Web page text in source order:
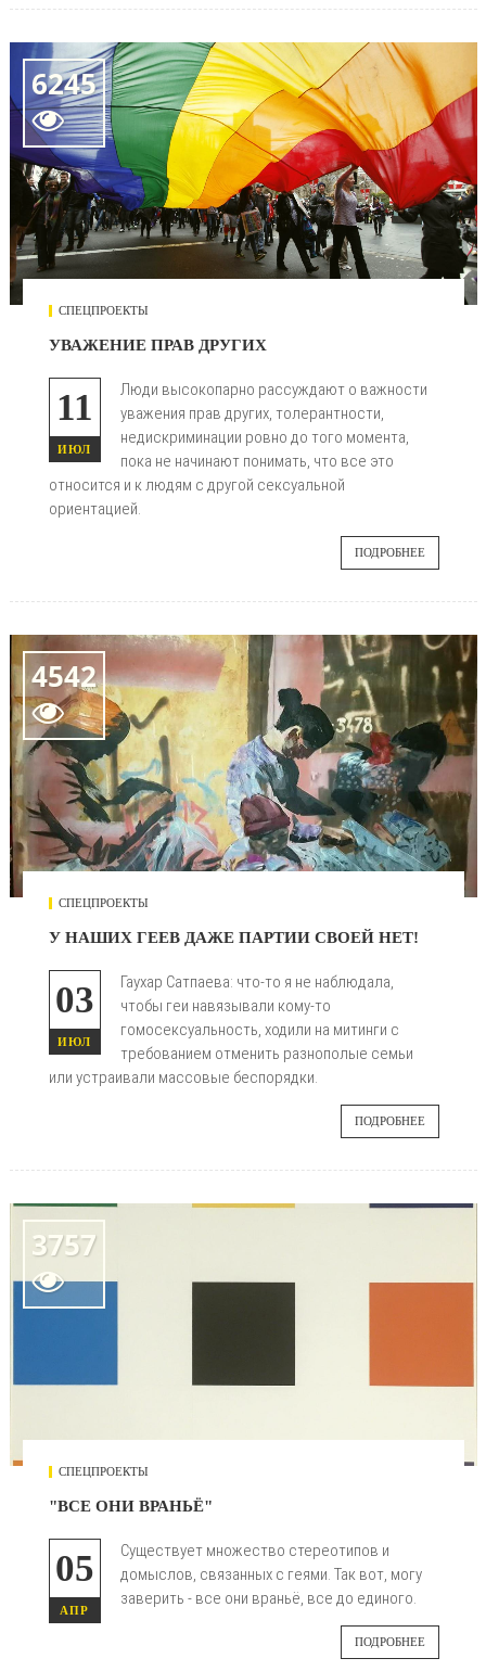
6245

СПЕЦПРОЕКТЫ
УВАЖЕНИЕ ПРАВ ДРУГИХ
11
ИЮЛ
Люди высокопарно рассуждают о важности
уважения прав других, толерантности,
недискриминации ровно до того момента,
пока не начинают понимать, что все это
относится и к людям с другой сексуальной
ориентацией.
ПОДРОБНЕЕ
4542

СПЕЦПРОЕКТЫ
У НАШИХ ГЕЕВ ДАЖЕ ПАРТИИ СВОЕЙ НЕТ!
03
ИЮЛ
Гаухар Сатпаева: что-то я не наблюдала,
чтобы геи навязывали кому-то
гомосексуальность, ходили на митинги с
требованием отменить разнополые семьи
или устраивали массовые беспорядки.
ПОДРОБНЕЕ
3757

СПЕЦПРОЕКТЫ
"ВСЕ ОНИ ВРАНЬЁ"
05
АПР
Существует множество стереотипов и
домыслов, связанных с геями. Так вот, могу
заверить - все они враньё, все до единого.
ПОДРОБНЕЕ